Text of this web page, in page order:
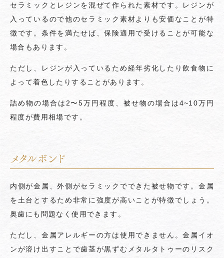
セラミックとレジンを混ぜて作られた素材です。レジンが
入っているので他のセラミック素材よりも安価なことが特
徴です。条件を満たせば、保険適用で受けることが可能な
場合もあります。
ただし、レジンが入っているため経年劣化したり飲食物に
よって着色したりすることがあります。
詰め物の場合は2〜5万円程度、被せ物の場合は4~10万円
程度が費用相場です。
メタルボンド
内側が金属、外側がセラミックでできた被せ物です。金属
を土台とするため非常に強度が高いことが特徴でしょう。
奥歯にも問題なく使用できます。
ただし、金属アレルギーの方は使用できません。金属イオ
ンが溶け出すことで歯茎が黒ずむメタルタトゥーのリスク